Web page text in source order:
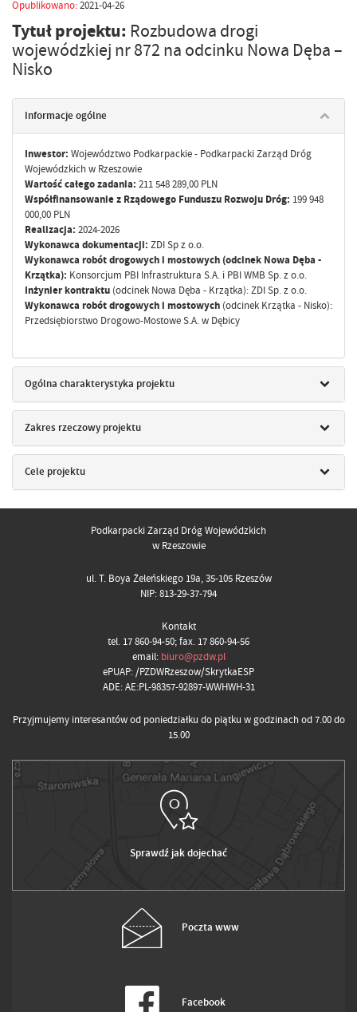
Opublikowano:2021-04-26
Tytuł projektu: Rozbudowa drogi
wojewódzkiej nr 872 na odcinku Nowa Dęba –
Nisko
Informacje ogólne
Inwestor: Województwo Podkarpackie - Podkarpacki Zarząd Dróg
Wojewódzkich w Rzeszowie
Wartość całego zadania: 211 548 289,00 PLN
Współfinansowanie z Rządowego Funduszu Rozwoju Dróg: 199 948
000,00 PLN
Realizacja: 2024-2026
Wykonawca dokumentacji: ZDI Sp z o.o.
Wykonawca robót drogowych i mostowych (odcinek Nowa Dęba -
Krzątka): Konsorcjum PBI Infrastruktura S.A. i PBI WMB Sp. z o.o.
Inżynier kontraktu (odcinek Nowa Dęba - Krzątka): ZDI Sp. z o.o.
Wykonawca robót drogowych i mostowych (odcinek Krzątka - Nisko):
Przedsiębiorstwo Drogowo-Mostowe S.A. w Dębicy
Ogólna charakterystyka projektu
Zakres rzeczowy projektu
Cele projektu
Podkarpacki Zarząd Dróg Wojewódzkich
w Rzeszowie
ul. T. Boya Żeleńskiego 19a, 35-105 Rzeszów
NIP: 813-29-37-794
Kontakt
tel. 17 860-94-50; fax. 17 860-94-56
email: biuro@pzdw.pl
ePUAP: /PZDWRzeszow/SkrytkaESP
ADE: AE:PL-98357-92897-WWHWH-31
Przyjmujemy interesantów od poniedziałku do piątku w godzinach od 7.00 do
15.00
Sprawdź jak dojechać
Poczta www
Facebook